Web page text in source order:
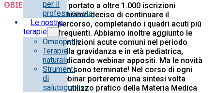
per il
professionista
Le nostre
terapie
Omeopatia
Terapie
naturali
Strumenti
di
salutogenesi
OBIETTIVI:
ha portato a oltre 1.000 iscrizioni
abbiamo deciso di continuare il
percorso, completando i quadri acuti più
frequenti. Abbiamo inoltre aggiunto le
condizioni acute comuni nel periodo
della gravidanza e in età pediatrica,
dedicando webinar appositi. Ma le novità
non sono terminate! Nel corso di ogni
webinar porteremo una sintesi volta
all’utilizzo pratico della Materia Medica